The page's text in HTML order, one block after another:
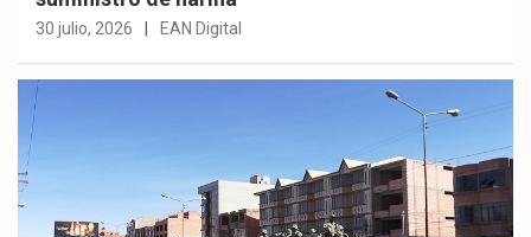
30 julio, 2026 EAN Digital